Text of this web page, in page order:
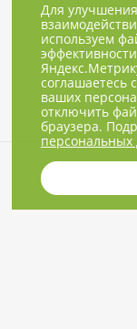
Для
используем
соглашаетесь
ваших
отключить
браузера.